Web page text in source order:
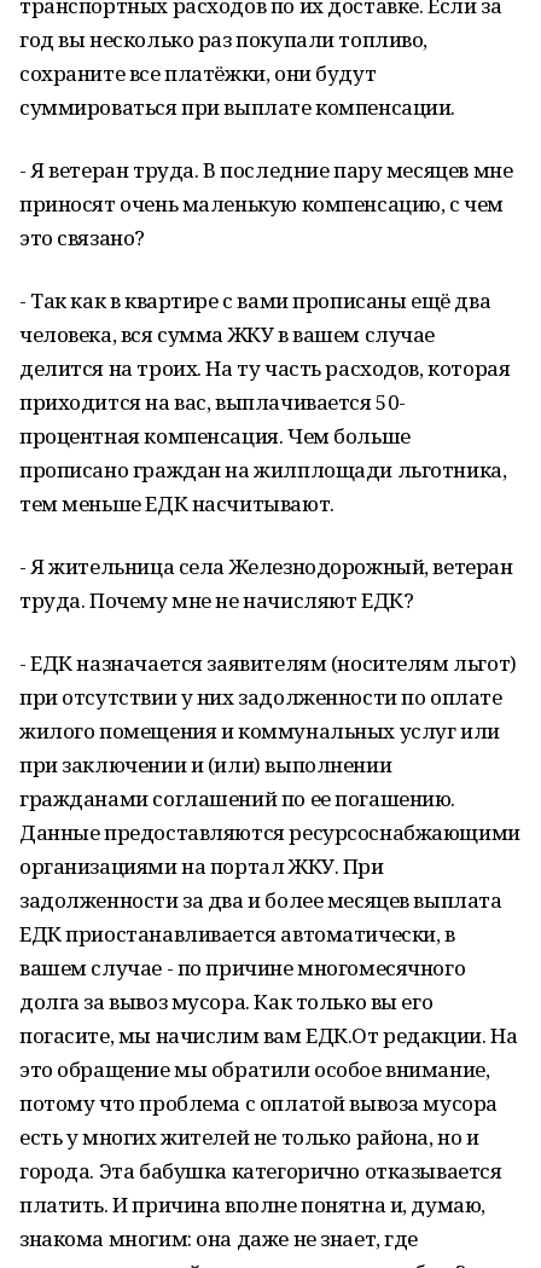
год вы несколько раз покупали топливо,
сохраните все платёжки, они будут
суммироваться при выплате компенсации.
- Я ветеран труда. В последние пару месяцев мне
приносят очень маленькую компенсацию, с чем
это связано?
- Так как в квартире с вами прописаны ещё два
человека, вся сумма ЖКУ в вашем случае
делится на троих. На ту часть расходов, которая
приходится на вас, выплачивается 50-
процентная компенсация. Чем больше
прописано граждан на жилплощади льготника,
тем меньше ЕДК насчитывают.
- Я жительница села Железнодорожный, ветеран
труда. Почему мне не начисляют ЕДК?
- ЕДК назначается заявителям (носителям льгот)
при отсутствии у них задолженности по оплате
жилого помещения и коммунальных услуг или
при заключении и (или) выполнении
гражданами соглашений по ее погашению.
Данные предоставляются ресурсоснабжающими
организациями на портал ЖКУ. При
задолженности за два и более месяцев выплата
ЕДК приостанавливается автоматически, в
вашем случае - по причине многомесячного
долга за вывоз мусора. Как только вы его
погасите, мы начислим вам ЕДК.От редакции. На
это обращение мы обратили особое внимание,
потому что проблема с оплатой вывоза мусора
есть у многих жителей не только района, но и
города. Эта бабушка категорично отказывается
платить. И причина вполне понятна и, думаю,
знакома многим: она даже не знает, где